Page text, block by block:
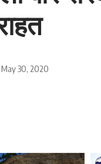
30, 2020